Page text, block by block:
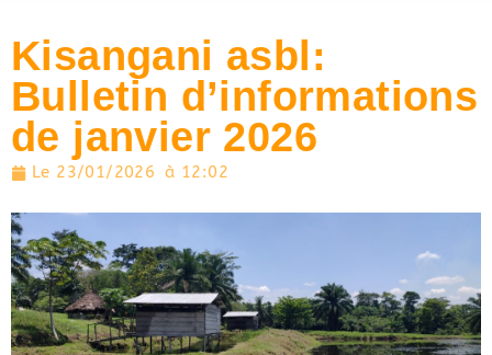
Kisangani asbl:
Bulletin d’informations
de janvier 2026
Le 23/01/2026 à 12:02